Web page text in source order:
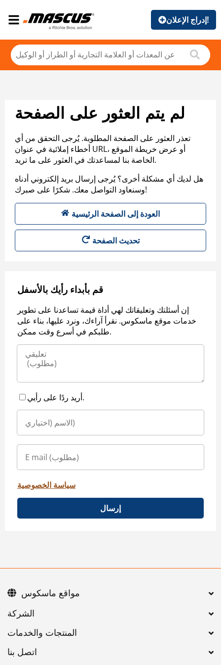
إدراج الإعلان!
لم يتم العثور على الصفحة
تعذر العثور على الصفحة المطلوبة. يُرجى التحقق من أي
أخطاء إملائية في عنوان URL، أو عرض خريطة الموقع
الخاصة بنا لمساعدتك في العثور على ما تريد.
هل لديك أي مشكلة أخرى؟ يُرجى إرسال بريد إلكتروني أدناه
وسنعاود التواصل معك. شكرًا على صبرك!
العودة إلى الصفحة الرئيسية
تحديث الصفحة
قم بأبداء رأيك بالأسفل
إن أسئلتك وتعليقاتك لهي أداة قيمة تساعدنا على تطوير
خدمات موقع ماسكوس. نقرأ آراءك، ونرد عليها، بناء على
طلبكم في أسرع وقت ممكن.
أريد ردًا على رأيي.
سياسة الخصوصية
إرسال
اتصل بنا
مواقع ماسكوس